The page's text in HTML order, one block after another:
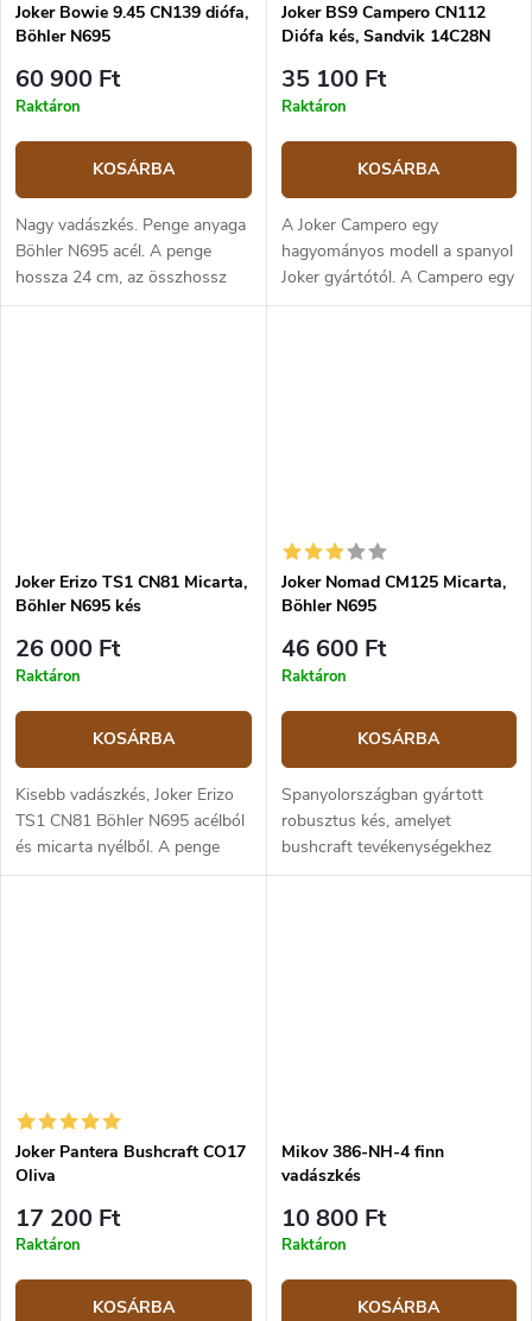
Joker Bowie 9.45 CN139 diófa,
Böhler N695
60 900 Ft
Raktáron
KOSÁRBA
Nagy vadászkés. Penge anyaga
Böhler N695 acél. A penge
hossza 24 cm, az összhossz
36,5 cm. Markolata diófa. Bőr
Joker BS9 Campero CN112
Diófa kés, Sandvik 14C28N
35 100 Ft
Raktáron
KOSÁRBA
A Joker Campero egy
hagyományos modell a spanyol
Joker gyártótól. A Campero egy
közepesen méretű outdoor
Joker Erizo TS1 CN81 Micarta,
Böhler N695 kés
26 000 Ft
Raktáron
KOSÁRBA
Kisebb vadászkés, Joker Erizo
TS1 CN81 Böhler N695 acélból
és micarta nyélből. A penge
hossza 7,5 cm.
Joker Nomad CM125 Micarta,
Böhler N695
46 600 Ft
Raktáron
KOSÁRBA
Spanyolországban gyártott
robusztus kés, amelyet
bushcraft tevékenységekhez
terveztek. A Joker Nomad a
Joker Pantera Bushcraft CO17
Oliva
17 200 Ft
Raktáron
KOSÁRBA
Mikov 386-NH-4 finn
vadászkés
10 800 Ft
Raktáron
KOSÁRBA